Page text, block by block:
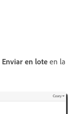
Enviar en lote en la